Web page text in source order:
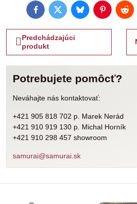
FacebookTwitterBlueskyPinterest
Predchádzajúci
produkt
Potrebujete pomôcť?
Neváhajte nás kontaktovať:
+421 905 818 702 p. Marek Nerád
+421 910 919 130 p. Michal Horník
+421 910 298 457 showroom
samurai@samurai.sk